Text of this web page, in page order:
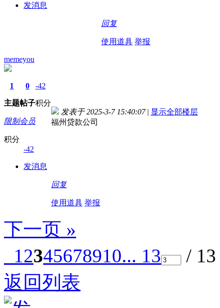
发消息
回复
使用道具 举报
memeyou
1
主题
0
帖子
-42
积分
限制会员
积分
-42
发消息
发表于 2025-3-7 15:40:07 | 显示全部楼层
福州贷款公司
回复
使用道具 举报
下一页 »
12345678910... 13
/
返回列表